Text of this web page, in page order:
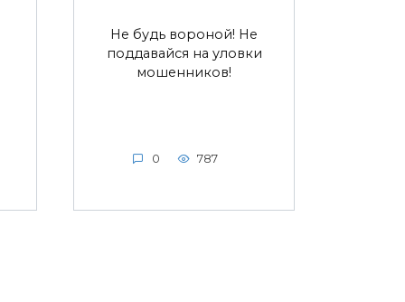
Не будь вороной! Не
поддавайся на уловки
мошенников!
0 787